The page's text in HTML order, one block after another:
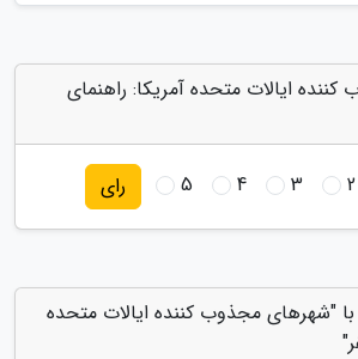
ایالات متحده آمریکا: راهنمای
2
3
4
5 رای
"شهرهای مجذوب کننده ایالات متحده